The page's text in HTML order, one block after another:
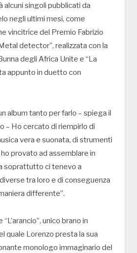
alcuni singoli pubblicati da
negli ultimi mesi, come
vincitrice del Premio Fabrizio
detector”, realizzata con la
degli Africa Unite e “La
appunto in duetto con
album tanto per farlo – spiega il
– Ho cercato di riempirlo di
vera e suonata, di strumenti
provato ad assemblare in
soprattutto ci tenevo a
tra loro e di conseguenza
differente”.
unico brano in
quale Lorenzo presta la sua
monologo immaginario del